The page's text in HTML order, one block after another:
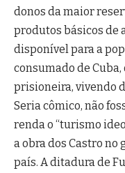
donos da maior
produtos básicos de
disponível para a
consumado de
prisioneira, vivendo
Seria cômico, não
renda o “turismo
a obra dos Castro
país. A ditadura de